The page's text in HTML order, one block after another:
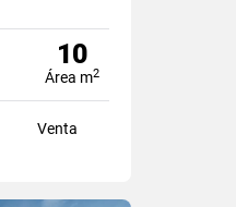
10
Área m2
Venta